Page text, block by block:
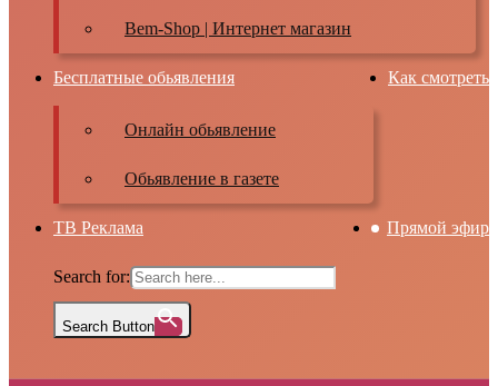
Bem-Shop | Интернет магазин
Бесплатные обьявления
Онлайн обьявление
Обьявление в газете
Как смотреть
ТВ Реклама Прямой эфир
Search for:
Search Button